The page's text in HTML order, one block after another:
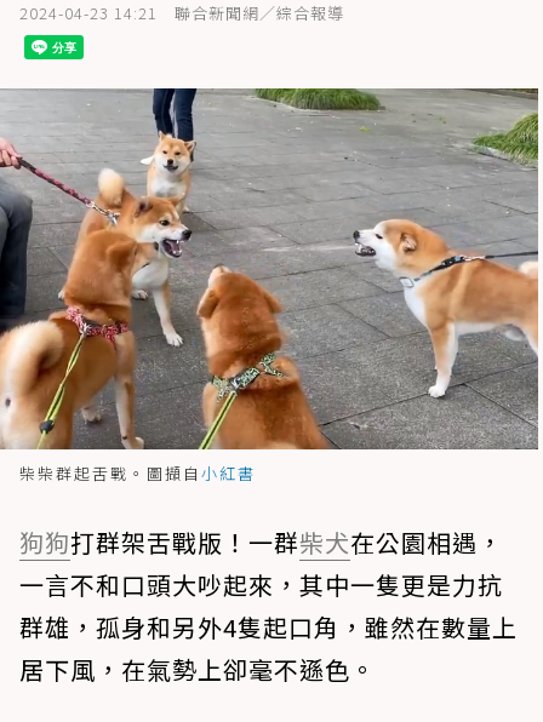
2024-04-23 14:21 聯合新聞網／綜合報導
柴柴群起舌戰。圖擷自 小紅書
狗狗打群架舌戰版！一群柴犬在公園相遇，
一言不和口頭大吵起來，其中一隻更是力抗
群雄，孤身和另外4隻起口角，雖然在數量上
居下風，在氣勢上卻毫不遜色。